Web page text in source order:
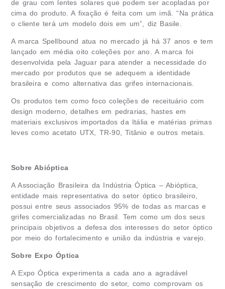
de grau com lentes solares que podem ser acopladas por
cima do produto. A fixação é feita com um imã. “Na prática
o cliente terá um modelo dois em um”, diz Basile.
A marca Spellbound atua no mercado já há 37 anos e tem
lançado em média oito coleções por ano. A marca foi
desenvolvida pela Jaguar para atender a necessidade do
mercado por produtos que se adequem a identidade
brasileira e como alternativa das grifes internacionais.
Os produtos tem como foco coleções de receituário com
design moderno, detalhes em pedrarias, hastes em
materiais exclusivos importados da Itália e matérias primas
leves como acetato UTX, TR-90, Titânio e outros metais.
Sobre Abióptica
A Associação Brasileira da Indústria Óptica – Abióptica,
entidade mais representativa do setor óptico brasileiro,
possui entre seus associados 95% de todas as marcas e
grifes comercializadas no Brasil. Tem como um dos seus
principais objetivos a defesa dos interesses do setor óptico
por meio do fortalecimento e união da indústria e varejo.
Sobre Expo Óptica
A Expo Óptica experimenta a cada ano a agradável
sensação de crescimento do setor, como comprovam os